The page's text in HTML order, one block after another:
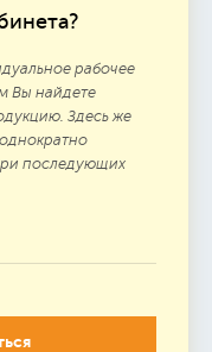
рабочее
Вы найдете
Здесь же
последующих